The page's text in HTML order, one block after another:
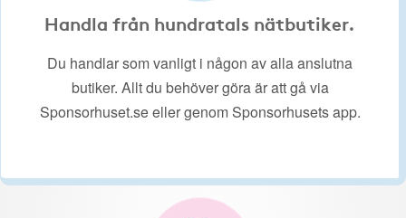
Handla från hundratals nätbutiker.
Du handlar som vanligt i någon av alla anslutna
butiker. Allt du behöver göra är att gå via
Sponsorhuset.se eller genom Sponsorhusets app.